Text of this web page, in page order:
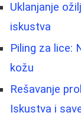
Uklanjanje
iskustva
Piling za lice:
kožu
Rešavanje
Iskustva i